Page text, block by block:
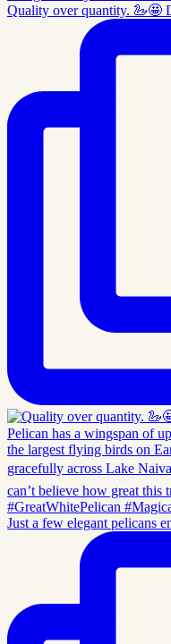
Quality over quantity. 🦢🤩
Just a few elegant pelicans